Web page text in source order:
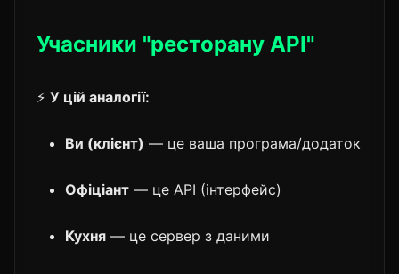
Учасники "ресторану API"
⚡ У цій аналогії:
Ви (клієнт) — це ваша програма/додаток
Офіціант — це API (інтерфейс)
Кухня — це сервер з даними